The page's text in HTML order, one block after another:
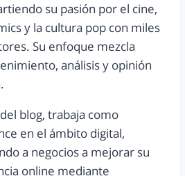
su pasión por el cine,
y la cultura pop con miles
Su enfoque mezcla
análisis y opinión
blog, trabaja como
en el ámbito digital,
a negocios a mejorar su
online mediante